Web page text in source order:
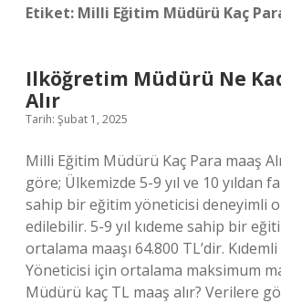
Etiket: Milli Eğitim Müdürü Kaç
Ilköğretim Müdürü Ne
Alır
Tarih: Şubat 1, 2025
Milli Eğitim Müdürü Kaç Para maaş
göre; Ülkemizde 5-9 yıl ve 10 yıldan
sahip bir eğitim yöneticisi deneyimli
edilebilir. 5-9 yıl kıdeme sahip bir
ortalama maaşı 64.800 TL’dir.
Yöneticisi için ortalama maksimum
Müdürü kaç TL maaş alır? Verilere